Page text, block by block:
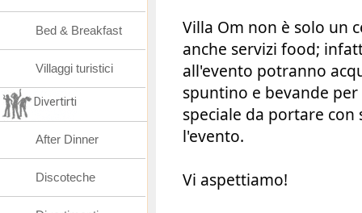
Villa Om non è solo un
anche servizi food;
all'evento potranno
spuntino e bevande
speciale da portare
l'evento.
Vi aspettiamo!
Bed & Breakfast
Villaggi turistici
Divertirti
After Dinner
Discoteche